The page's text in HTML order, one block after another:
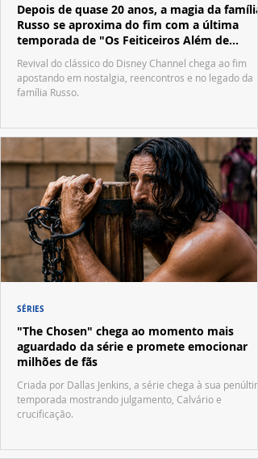
Depois de quase 20 anos, a magia da família
Russo se aproxima do fim com a última
temporada de "Os Feiticeiros Além de
Revival do clássico do Disney Channel chega ao fim
apostando em nostalgia, reencontros e no legado da
família Russo.
"The Chosen" chega ao momento mais
aguardado da série e promete emocionar
milhões de fãs
Criada por Dallas Jenkins, a série chega à sua
temporada mostrando julgamento, Calvário e
crucificação.
SÉRIES